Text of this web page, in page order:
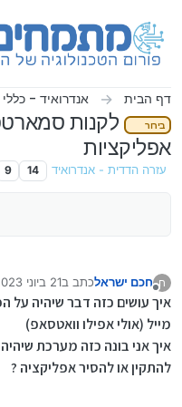
דף הבית אנדרואיד - כללי
בירור
לקנות
אפליקציות
עזרה הדדית - אנדרואיד 14
9
ח חכם ישראלכתב ב21 ביוני 2023, 15:16
נערך לאחרונה
איך עושים כזה דבר שיהיה על
מייל (אולי אפילו וואטסאפ)
איך אני בונה כזה מערכת
להתקין או להסיר אפליקציה ?